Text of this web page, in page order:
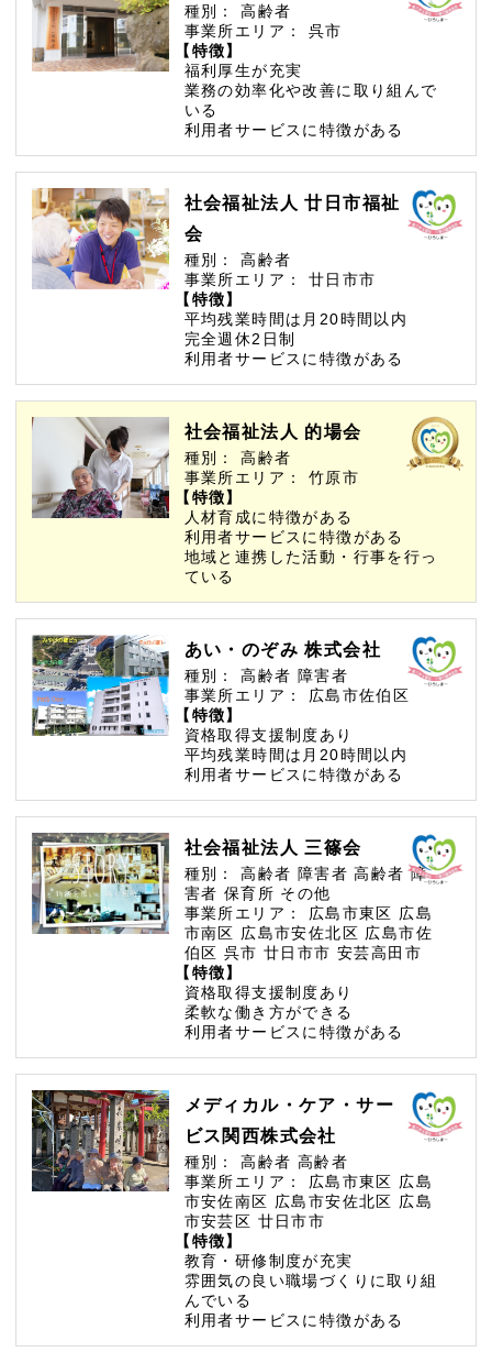
種別：
高齢者
事業所エリア：
呉市
【特徴】
福利厚生が充実
業務の効率化や改善に取り組んで
いる
利用者サービスに特徴がある
社会福祉法人 廿日市福祉
会
種別：
高齢者
事業所エリア：
廿日市市
【特徴】
平均残業時間は月20時間以内
完全週休2日制
利用者サービスに特徴がある
社会福祉法人 的場会
種別：
高齢者
事業所エリア：
竹原市
【特徴】
人材育成に特徴がある
利用者サービスに特徴がある
地域と連携した活動・行事を行っ
ている
あい・のぞみ 株式会社
種別： 高齢者 障害者
事業所エリア：
広島市佐伯区
【特徴】
資格取得支援制度あり
平均残業時間は月20時間以内
利用者サービスに特徴がある
社会福祉法人 三篠会
種別： 高齢者 障害者高齢者障
害者 保育所 その他
事業所エリア：
広島市東区 広島
市南区 広島市安佐北区 広島市佐
伯区 呉市 廿日市市 安芸高田市
【特徴】
資格取得支援制度あり
柔軟な働き方ができる
利用者サービスに特徴がある
メディカル・ケア・サー
ビス関西株式会社
種別： 高齢者 高齢者
事業所エリア：
広島市東区 広島
市安佐南区 広島市安佐北区 広島
市安芸区 廿日市市
【特徴】
教育・研修制度が充実
雰囲気の良い職場づくりに取り組
んでいる
利用者サービスに特徴がある